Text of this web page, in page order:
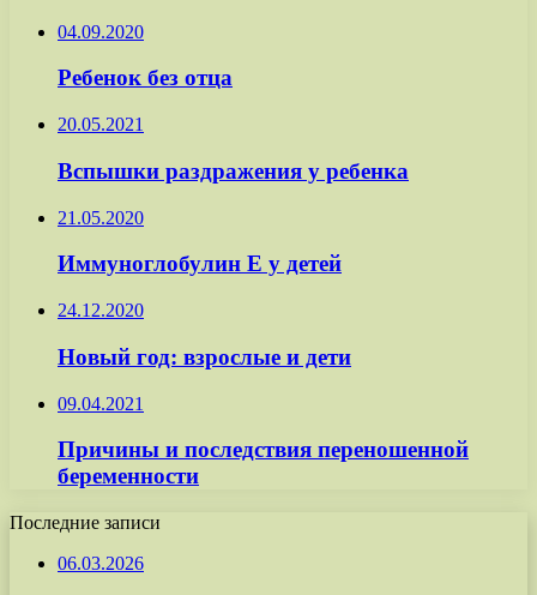
04.09.2020
Ребенок без отца
20.05.2021
Вспышки раздражения у ребенка
21.05.2020
Иммуноглобулин Е у детей
24.12.2020
Новый год: взрослые и дети
09.04.2021
Причины и последствия переношенной
беременности
Последние записи
06.03.2026